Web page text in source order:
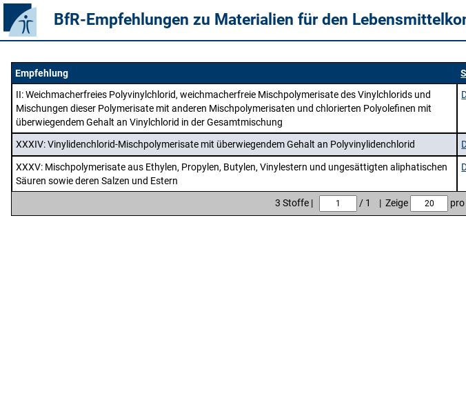
BfR-Empfehlungen zu Materialien für den
Empfehlung
II: Weichmacherfreies Polyvinylchlorid, weichmacherfreie Mischpolymerisate des Vinylchlorids und
Mischungen dieser Polymerisate mit anderen Mischpolymerisaten und chlorierten Polyolefinen mit
überwiegendem Gehalt an Vinylchlorid in der Gesamtmischung
XXXIV: Vinylidenchlorid-Mischpolymerisate mit überwiegendem Gehalt an Polyvinylidenchlorid
XXXV: Mischpolymerisate aus Ethylen, Propylen, Butylen, Vinylestern und ungesättigten aliphatischen
Säuren sowie deren Salzen und Estern
3 Stoffe | / 1 | Zeige pro